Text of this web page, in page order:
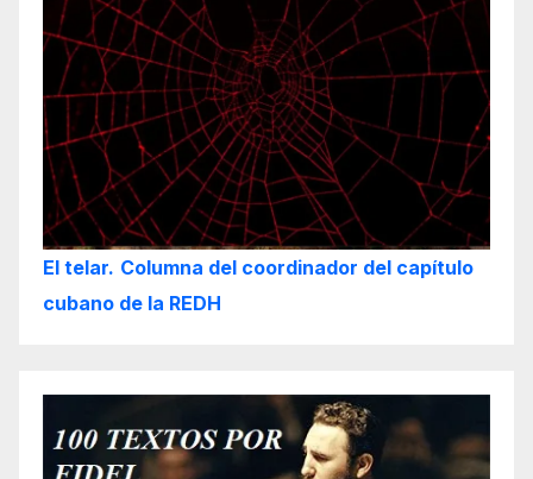
El telar. Columna del coordinador del capítulo
cubano de la REDH